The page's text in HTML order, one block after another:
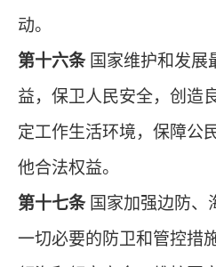
动。
第十六条国家维护和发展
益，保卫人民安全，创造
定工作生活环境，保障公
他合法权益。
第十七条国家加强边防、
一切必要的防卫和管控措